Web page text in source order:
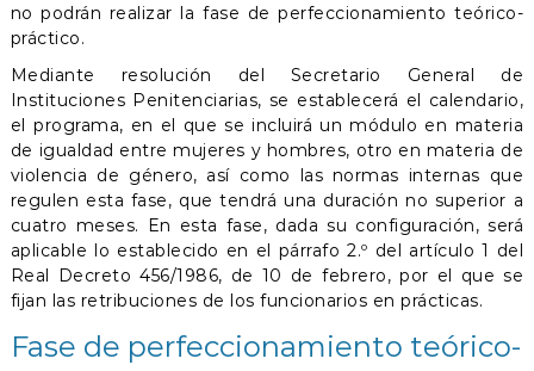
no podrán realizar la fase de perfeccionamiento teórico-
práctico.
Mediante resolución del Secretario General de
Instituciones Penitenciarias, se establecerá el calendario,
el programa, en el que se incluirá un módulo en materia
de igualdad entre mujeres y hombres, otro en materia de
violencia de género, así como las normas internas que
regulen esta fase, que tendrá una duración no superior a
cuatro meses. En esta fase, dada su configuración, será
aplicable lo establecido en el párrafo 2.º del artículo 1 del
Real Decreto 456/1986, de 10 de febrero, por el que se
fijan las retribuciones de los funcionarios en prácticas.
Fase de perfeccionamiento teórico-